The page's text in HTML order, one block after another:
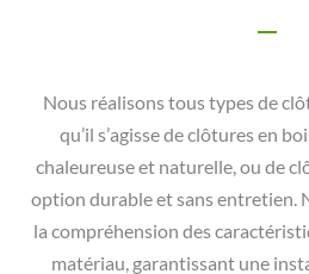
Nous réalisons tous types de
qu’il s’agisse de clôtures en
chaleureuse et naturelle, ou de
option durable et sans entretien.
la compréhension des
matériau, garantissant une